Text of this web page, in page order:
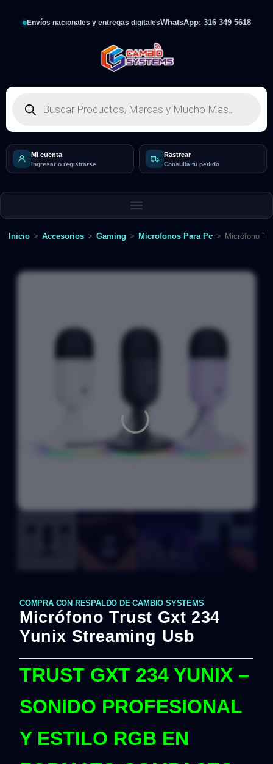
Envíos nacionales y entregas digitalesWhatsApp: 316 349 5618
Mi cuenta
Ingresar o registrarse
Rastrear
Consulta tu pedido
Inicio > Accesorios > Gaming > Microfonos Para Pc > Micrófono
COMPRA CON RESPALDO DE CAMBIO SYSTEMS
Micrófono Trust Gxt 234
Yunix Streaming Usb
TRUST GXT 234 YUNIX –
SONIDO PROFESIONAL
Y ESTILO RGB EN